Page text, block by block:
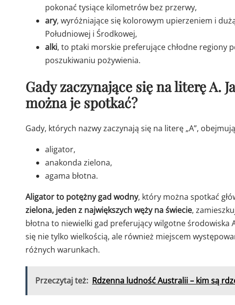
pokonać tysiące kilometrów bez przerwy,
ary, wyróżniające się kolorowym upierzeniem i
Południowej i Środkowej,
alki, to ptaki morskie preferujące chłodne regiony
poszukiwaniu pożywienia.
Gady zaczynające się na literę A.
można je spotkać?
Gady, których nazwy zaczynają się na literę „A”,
aligator,
anakonda zielona,
agama błotna.
Aligator to potężny gad wodny, który można spotkać
zielona, jeden z największych węży na świecie,
błotna to niewielki gad preferujący wilgotne środowiska
się nie tylko wielkością, ale również miejscem
różnych warunkach.
Przeczytaj też: Rdzenna ludność Australii – kim są